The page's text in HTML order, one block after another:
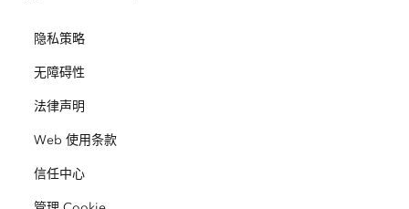
Esri Store
ArcNews
ArcWatch
Esri 视频
开放视野
业务行为准则
保护
教育
隐私策略
无障碍性
法律声明
Web 使用条款
信任中心